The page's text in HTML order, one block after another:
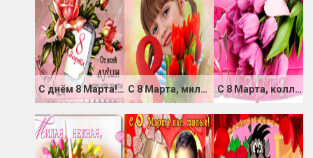
С днём 8 Марта! Женщинам-коллегам С 8 Марта, милые девчонки С 8 Марта, коллеги